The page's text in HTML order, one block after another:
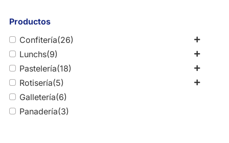
Productos
Confitería(26)
Lunchs(9)
Pastelería(18)
Rotisería(5)
Galletería(6)
Panadería(3)